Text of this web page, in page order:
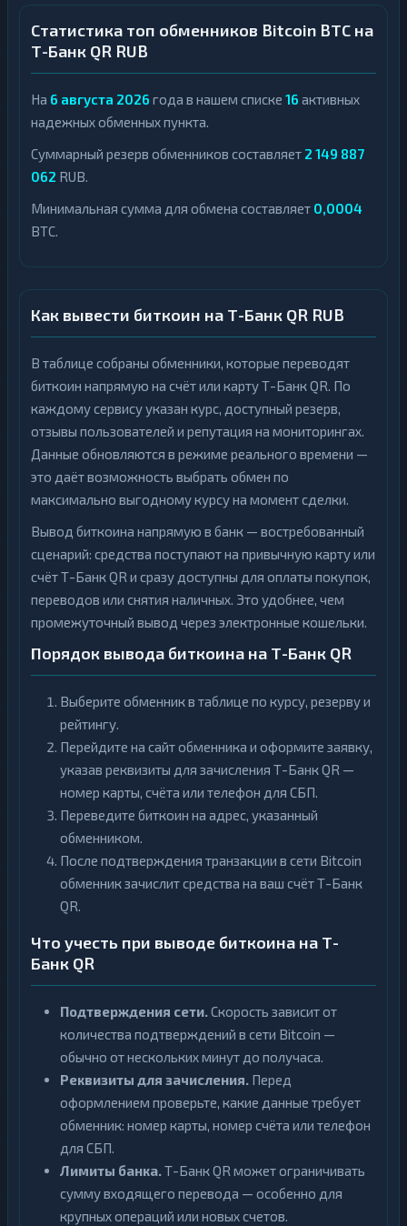
Статистика топ обменников Bitcoin BTC на
Т-Банк QR RUB
На 6 августа 2026 года в нашем списке 16 активных
надежных обменных пункта.
Суммарный резерв обменников составляет 2 149 887
062 RUB.
Минимальная сумма для обмена составляет 0,0004
BTC.
Как вывести биткоин на Т-Банк QR RUB
В таблице собраны обменники, которые переводят
биткоин напрямую на счёт или карту Т-Банк QR. По
каждому сервису указан курс, доступный резерв,
отзывы пользователей и репутация на мониторингах.
Данные обновляются в режиме реального времени —
это даёт возможность выбрать обмен по
максимально выгодному курсу на момент сделки.
Вывод биткоина напрямую в банк — востребованный
сценарий: средства поступают на привычную карту или
счёт Т-Банк QR и сразу доступны для оплаты покупок,
переводов или снятия наличных. Это удобнее, чем
промежуточный вывод через электронные кошельки.
Порядок вывода биткоина на Т-Банк QR
Выберите обменник в таблице по курсу, резерву и
рейтингу.
Перейдите на сайт обменника и оформите заявку,
указав реквизиты для зачисления Т-Банк QR —
номер карты, счёта или телефон для СБП.
Переведите биткоин на адрес, указанный
обменником.
После подтверждения транзакции в сети Bitcoin
обменник зачислит средства на ваш счёт Т-Банк
QR.
Что учесть при выводе биткоина на Т-
Банк QR
Подтверждения сети.Скорость зависит от
количества подтверждений в сети Bitcoin —
обычно от нескольких минут до получаса.
Реквизиты для зачисления. Перед
оформлением проверьте, какие данные требует
обменник: номер карты, номер счёта или телефон
для СБП.
Лимиты банка.Т-Банк QR может ограничивать
сумму входящего перевода — особенно для
крупных операций или новых счетов.